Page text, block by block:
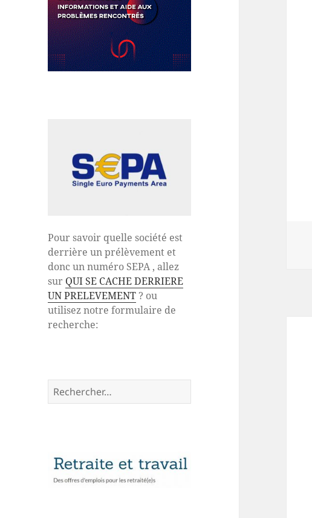
Pour savoir quelle société est
derrière un prélèvement et
donc un numéro SEPA , allez
sur QUI SE CACHE DERRIERE
UN PRELEVEMENT? ou
utilisez notre formulaire de
recherche:
Rechercher :